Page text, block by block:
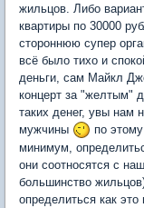
жильцов. Либо
квартиры по 30000
стороннюю супер
всё было тихо и
деньги, сам Майкл
концерт за "желтым"
таких денег, увы нам
мужчины
по
минимум,
они соотносятся с
большинство
определиться как это